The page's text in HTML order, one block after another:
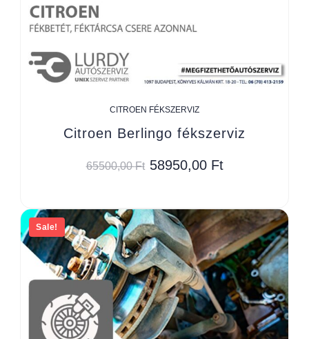
CITROEN FÉKSZERVIZ
Citroen Berlingo fékszerviz
65500,00Ft 58950,00 Ft
Sale!